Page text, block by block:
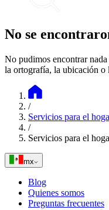
No se
No pudimos encontrar
la ortografía, la ubicación o
/
Servicios para el
/
Servicios para el
mx
Blog
Quienes somos
Preguntas frecuentes